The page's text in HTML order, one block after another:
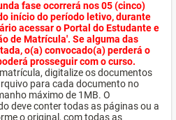
fase ocorrerá nos 05 (cinco)
início do período letivo, durante
acessar o Portal do Estudante e
de Matrícula'. Se alguma das
o(a) convocado(a) perderá o
prosseguir com o curso.
digitalize os documentos
para cada documento no
máximo de 1MB. O
deve conter todas as páginas ou a
o original, com todas as